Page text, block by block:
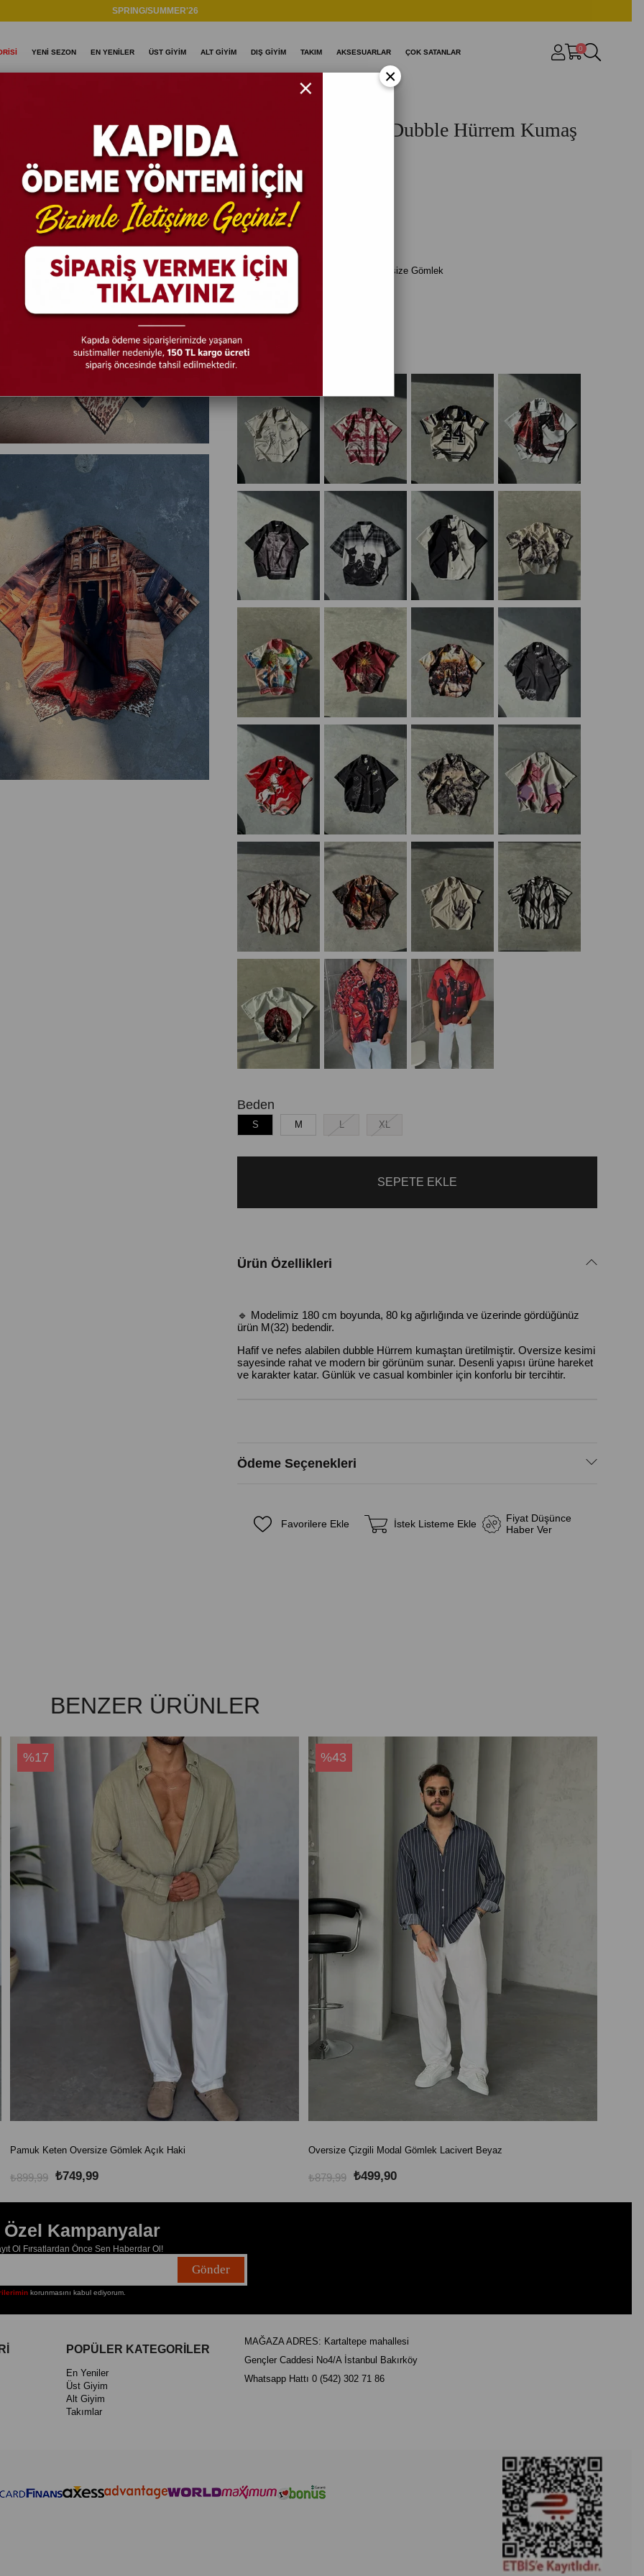
SPRING/SUMMER'26
YENİ SEZON EN YENİLER ÜST GİYİM ALT GİYİM DIŞ GİYİM TAKIM AKSESUARLAR ÇOK SATANLAR 0
SAHARA Desenli Dubble Hürrem Kumaş
Oversize Gömlek
Stok Kodu (SAHAR1)
.Desenli Dubble Hürrem Kumaş Oversize Gömlek
₺899,99
RENK SEÇENEKLERİ
Beden
S M L XL
Ürün Özellikleri
🔹 Modelimiz 180 cm boyunda, 80 kg ağırlığında ve üzerinde gördüğünüz
ürün M(32) bedendir.
Hafif ve nefes alabilen dubble Hürrem kumaştan üretilmiştir. Oversize kesimi
sayesinde rahat ve modern bir görünüm sunar. Desenli yapısı ürüne hareket
ve karakter katar. Günlük ve casual kombinler için konforlu bir tercihtir.
Ödeme Seçenekleri
Favorilere Ekle İstek Listeme Ekle
Fiyat Düşünce
Haber Ver
BENZER ÜRÜNLER
Pamuk Keten Oversize Gömlek Açık Haki
₺749,99
₺899,99
%17
Oversize Çizgili Modal Gömlek Lacivert Beyaz
₺499,90
₺879,99
%43
Özel Kampanyalar
Ol Fırsatlardan Önce Sen Haberdar Ol!
Gönder
korunmasını kabul ediyorum.
POPÜLER KATEGORİLER
En Yeniler
Üst Giyim
Alt Giyim
Takımlar
MAĞAZA ADRES: Kartaltepe mahallesi
Gençler Caddesi No4/A İstanbul Bakırköy
Whatsapp Hattı 0 (542) 302 71 86
×